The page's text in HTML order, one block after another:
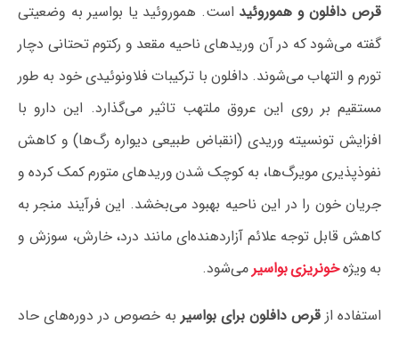
قرص دافلون و هموروئید است. هموروئید یا بواسیر به وضعیتی
گفته می‌شود که در آن وریدهای ناحیه مقعد و رکتوم تحتانی دچار
تورم و التهاب می‌شوند. دافلون با ترکیبات فلاونوئیدی خود به طور
مستقیم بر روی این عروق ملتهب تاثیر می‌گذارد. این دارو با
افزایش تونسیته وریدی (انقباض طبیعی دیواره رگ‌ها) و کاهش
نفوذپذیری مویرگ‌ها، به کوچک شدن وریدهای متورم کمک کرده و
جریان خون را در این ناحیه بهبود می‌بخشد. این فرآیند منجر به
کاهش قابل توجه علائم آزاردهنده‌ای مانند درد، خارش، سوزش و
به ویژهخونریزی بواسیرمی‌شود.
استفاده از قرص دافلون برای بواسیر به خصوص در دوره‌های حاد